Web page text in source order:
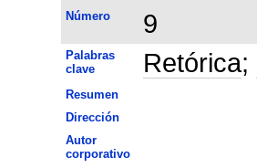
Número 9
Palabras
clave
Retórica;
Resumen
Dirección
Autor
corporativo